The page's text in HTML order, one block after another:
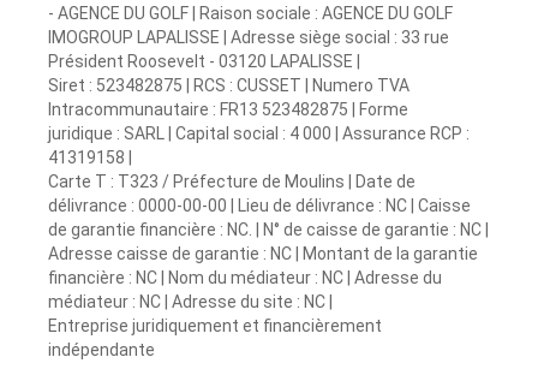
- AGENCE DU GOLF | Raison sociale : AGENCE DU GOLF
IMOGROUP LAPALISSE | Adresse siège social : 33 rue
Président Roosevelt - 03120 LAPALISSE |
Siret : 523482875 | RCS : CUSSET | Numero TVA
Intracommunautaire : FR13 523482875 | Forme
juridique : SARL | Capital social : 4 000 | Assurance RCP :
41319158 |
Carte T : T323 / Préfecture de Moulins | Date de
délivrance : 0000-00-00 | Lieu de délivrance : NC | Caisse
de garantie financière : NC. | N° de caisse de garantie : NC |
Adresse caisse de garantie : NC | Montant de la garantie
financière : NC | Nom du médiateur : NC | Adresse du
médiateur : NC | Adresse du site : NC |
Entreprise juridiquement et financièrement
indépendante